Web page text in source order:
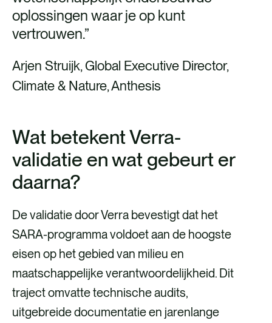
oplossingen waar je op kunt
vertrouwen.”
Arjen Struijk, Global Executive Director,
Climate & Nature, Anthesis
Wat betekent Verra-
validatie en wat gebeurt er
daarna?
De validatie door Verra bevestigt dat het
SARA-programma voldoet aan de hoogste
eisen op het gebied van milieu en
maatschappelijke verantwoordelijkheid. Dit
traject omvatte technische audits,
uitgebreide documentatie en jarenlange